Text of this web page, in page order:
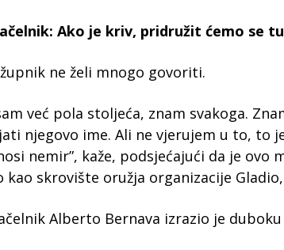
Ako je kriv, pridružit ćemo se
ne želi mnogo govoriti.
već pola stoljeća, znam svakoga.
njegovo ime. Ali ne vjerujem u to, to
nemir”, kaže, podsjećajući da je ovo
kao skrovište oružja organizacije
Alberto Bernava izrazio je